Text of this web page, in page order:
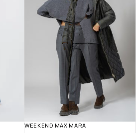
WEEKEND MAX MARA